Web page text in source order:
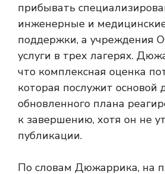
прибывать
инженерные и
поддержки, а учреждения
услуги в трех лагерях.
что комплексная оценка
которая послужит основой
обновленного плана
к завершению, хотя он не
публикации.
По словам Дюжаррика, на